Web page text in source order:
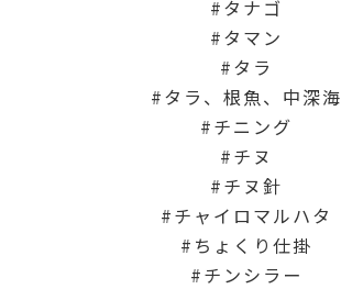
タナゴ
タマン
タラ
タラ、根魚、中深海
チニング
チヌ
チヌ針
チャイロマルハタ
ちょくり仕掛
チンシラー